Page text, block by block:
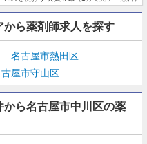
ら薬剤師求人を探す
名古屋市熱田区
屋市守山区
ら名古屋市中川区の薬